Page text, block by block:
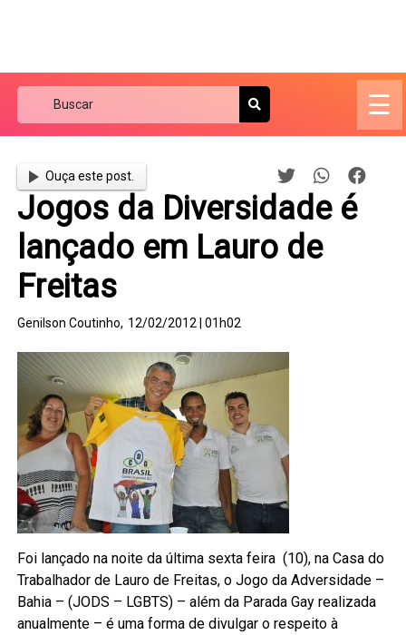
☰
Ouça este post.
Jogos da Diversidade é
lançado em Lauro de
Freitas
Genilson Coutinho, 12/02/2012 | 01h02
Foi lançado na noite da última sexta feira (10), na Casa do
Trabalhador de Lauro de Freitas, o Jogo da Adversidade –
Bahia – (JODS – LGBTS) – além da Parada Gay realizada
anualmente – é uma forma de divulgar o respeito à